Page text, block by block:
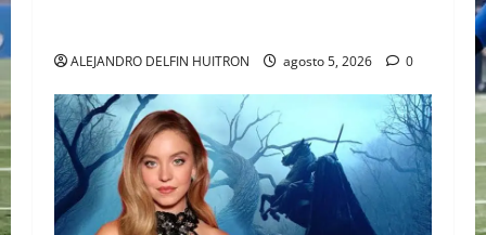
ALEJANDRO DELFIN HUITRON agosto 5, 2026 0